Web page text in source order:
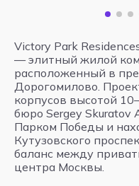
Victory Park
— элитный жилой
расположенный в
Дорогомилово.
корпусов высотой
бюро Sergey Skuratov
Парком Победы и
Кутузовского
баланс между
центра Москвы.